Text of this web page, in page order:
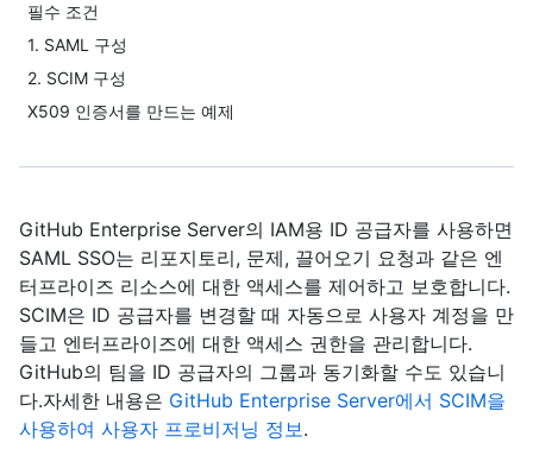
필수 조건
1. SAML 구성
2. SCIM 구성
X509 인증서를 만드는 예제
GitHub Enterprise Server의 IAM용 ID 공급자를 사용하면
SAML SSO는 리포지토리, 문제, 끌어오기 요청과 같은 엔
터프라이즈 리소스에 대한 액세스를 제어하고 보호합니다.
SCIM은 ID 공급자를 변경할 때 자동으로 사용자 계정을 만
들고 엔터프라이즈에 대한 액세스 권한을 관리합니다.
GitHub의 팀을 ID 공급자의 그룹과 동기화할 수도 있습니
다.자세한 내용은 GitHub Enterprise Server에서 SCIM을
사용하여 사용자 프로비저닝 정보.